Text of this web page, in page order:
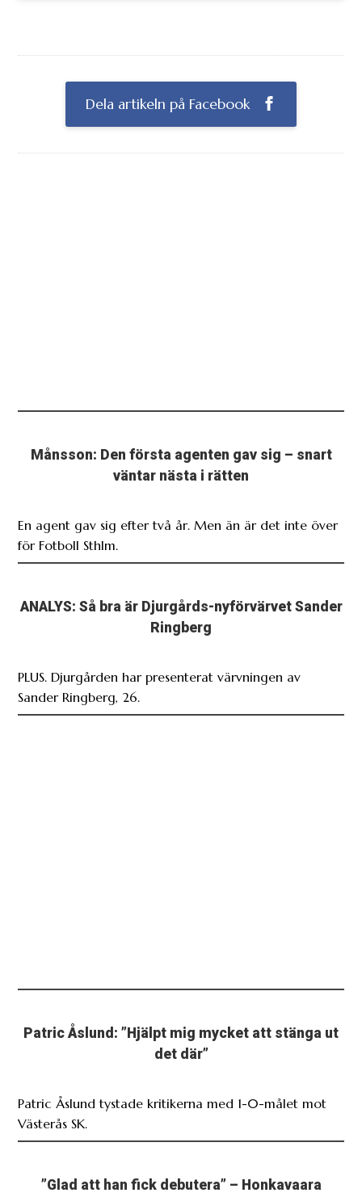
Dela artikeln på Facebook
Månsson: Den första agenten gav sig – snart
väntar nästa i rätten
En agent gav sig efter två år. Men än är det inte över
för Fotboll Sthlm.
ANALYS: Så bra är Djurgårds-nyförvärvet Sander
Ringberg
PLUS. Djurgården har presenterat värvningen av
Sander Ringberg, 26.
Patric Åslund: ”Hjälpt mig mycket att stänga ut
det där”
Patric Åslund tystade kritikerna med 1-0-målet mot
Västerås SK.
”Glad att han fick debutera” – Honkavaara